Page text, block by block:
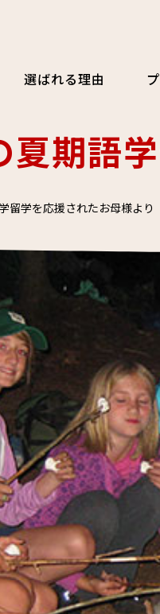
選ばれる理由
夏期語
留学を応援されたお母様より